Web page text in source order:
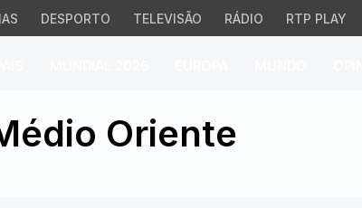
DESPORTO TELEVISÃO RÁDIO RTP PLAY
do 07 de
Oriente